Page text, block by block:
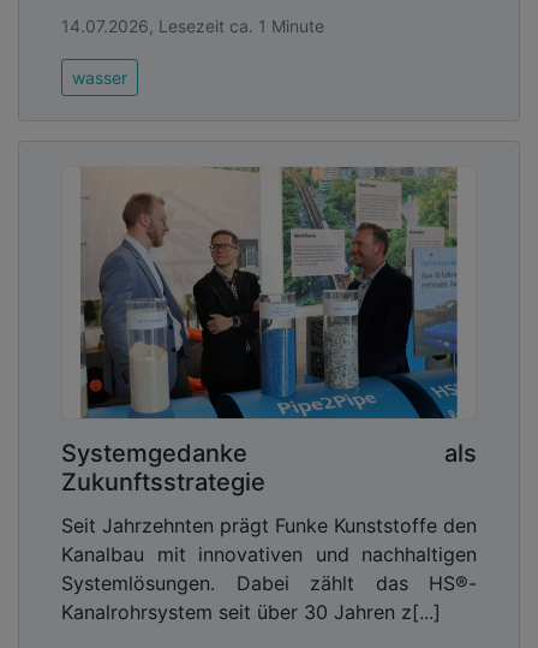
14.07.2026, Lesezeit ca. 1 Minute
wasser
Systemgedanke als
Zukunftsstrategie
Seit Jahrzehnten prägt Funke Kunststoffe den
Kanalbau mit innovativen und nachhaltigen
Systemlösungen. Dabei zählt das HS®-
Kanalrohrsystem seit über 30 Jahren z[...]